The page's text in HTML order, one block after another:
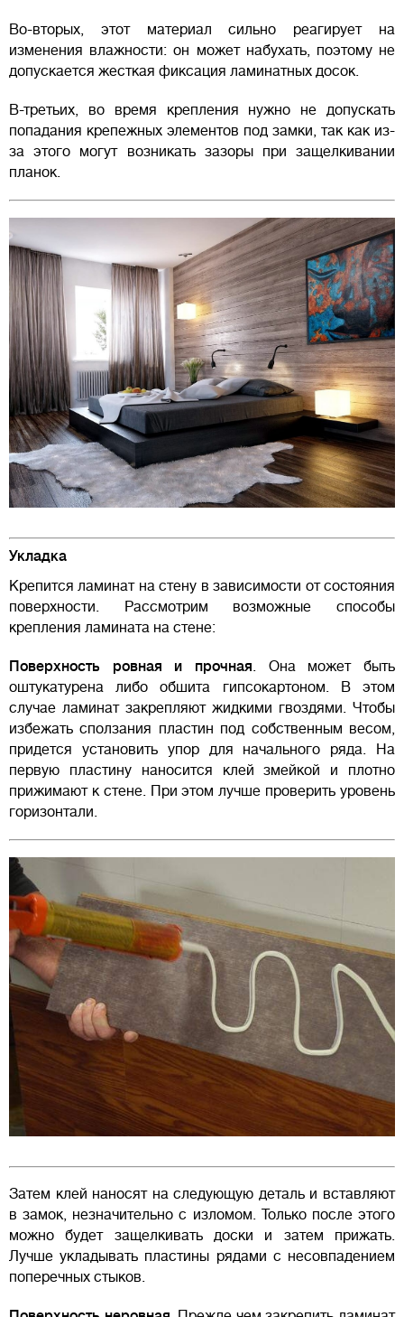
Во-вторых, этот материал сильно реагирует на
изменения влажности: он может набухать, поэтому не
допускается жесткая фиксация ламинатных досок.
В-третьих, во время крепления нужно не допускать
попадания крепежных элементов под замки, так как из-
за этого могут возникать зазоры при защелкивании
планок.
Укладка
Крепится ламинат на стену в зависимости от состояния
поверхности. Рассмотрим возможные способы
крепления ламината на стене:
Поверхность ровная и прочная. Она может быть
оштукатурена либо обшита гипсокартоном. В этом
случае ламинат закрепляют жидкими гвоздями. Чтобы
избежать сползания пластин под собственным весом,
придется установить упор для начального ряда. На
первую пластину наносится клей змейкой и плотно
прижимают к стене. При этом лучше проверить уровень
горизонтали.
Затем клей наносят на следующую деталь и вставляют
в замок, незначительно с изломом. Только после этого
можно будет защелкивать доски и затем прижать.
Лучше укладывать пластины рядами с несовпадением
поперечных стыков.